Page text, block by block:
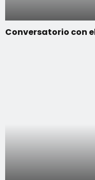
Conversatorio con